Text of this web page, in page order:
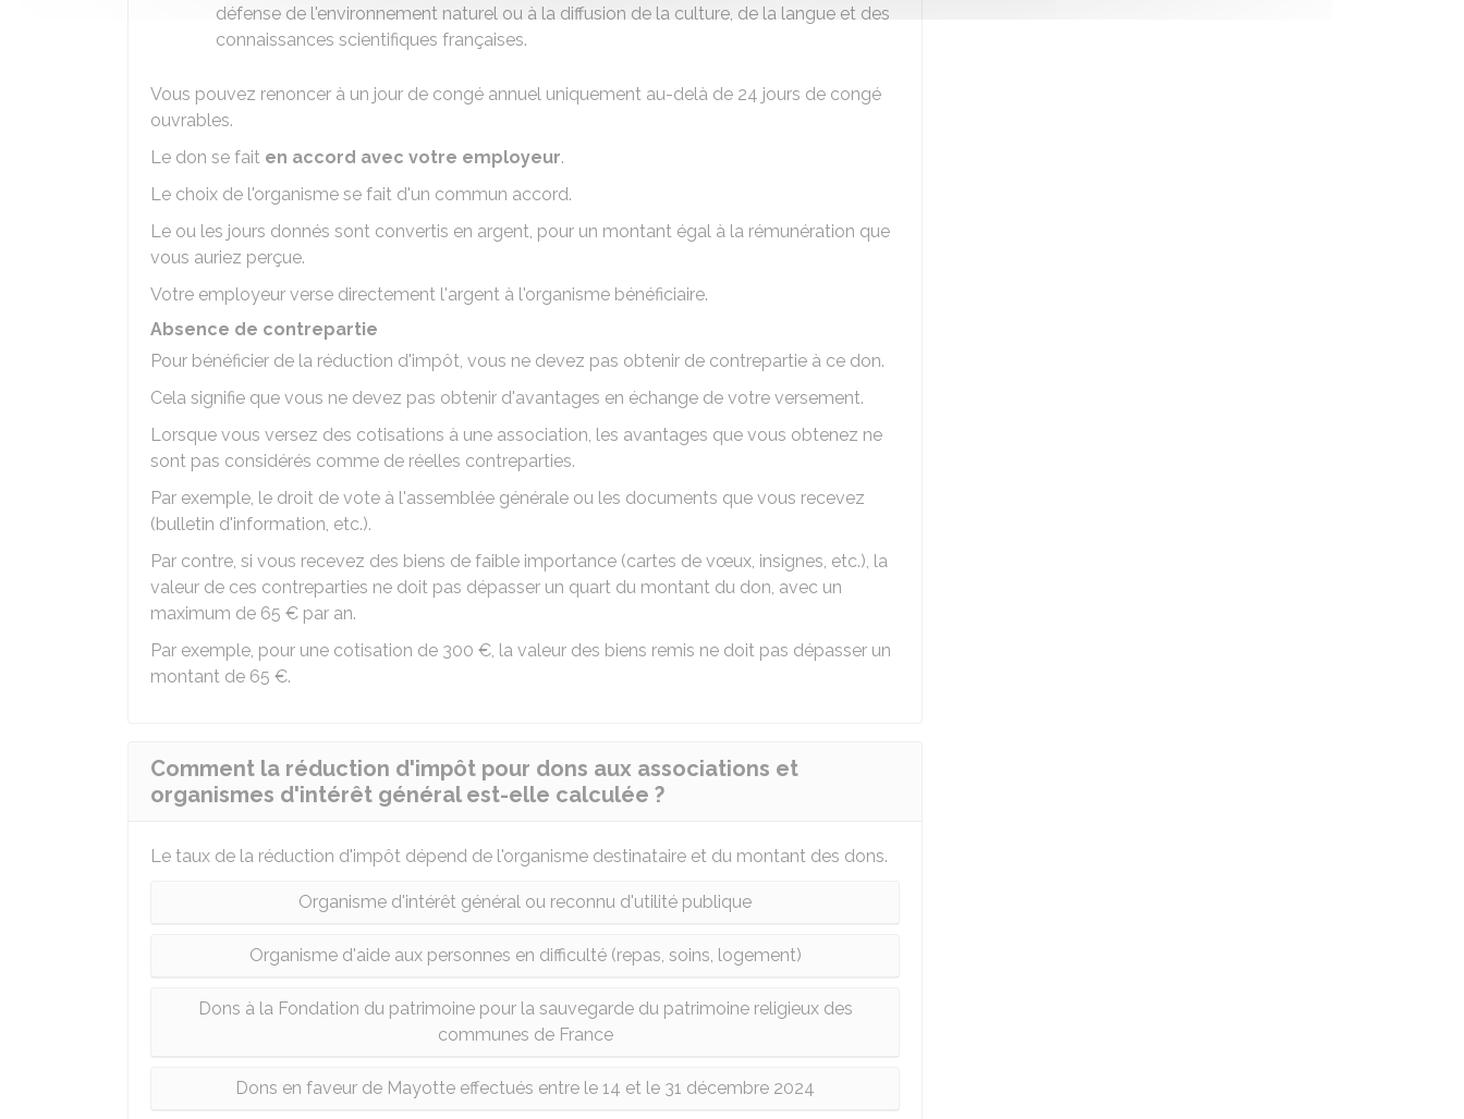
défense de l'environnement naturel ou à la diffusion de la culture, de la langue et des
connaissances scientifiques françaises.
Vous pouvez renoncer à un jour de congé annuel uniquement au-delà de 24 jours de congé
ouvrables.
Le don se fait en accord avec votre employeur.
Le choix de l'organisme se fait d'un commun accord.
Le ou les jours donnés sont convertis en argent, pour un montant égal à la rémunération que
vous auriez perçue.
Votre employeur verse directement l'argent à l'organisme bénéficiaire.
Absence de contrepartie
Pour bénéficier de la réduction d'impôt, vous ne devez pas obtenir de contrepartie à ce don.
Cela signifie que vous ne devez pas obtenir d'avantages en échange de votre versement.
Lorsque vous versez des cotisations à une association, les avantages que vous obtenez ne
sont pas considérés comme de réelles contreparties.
Par exemple, le droit de vote à l'assemblée générale ou les documents que vous recevez
(bulletin d'information, etc.).
Par contre, si vous recevez des biens de faible importance (cartes de vœux, insignes, etc.), la
valeur de ces contreparties ne doit pas dépasser un quart du montant du don, avec un
maximum de 65 € par an.
Par exemple, pour une cotisation de 300 €, la valeur des biens remis ne doit pas dépasser un
montant de 65 €.
Comment la réduction d'impôt pour dons aux associations et
organismes d'intérêt général est-elle calculée ?
Le taux de la réduction d'impôt dépend de l'organisme destinataire et du montant des dons.
Organisme d'intérêt général ou reconnu d'utilité publique
Organisme d'aide aux personnes en difficulté (repas, soins, logement)
Dons à la Fondation du patrimoine pour la sauvegarde du patrimoine religieux des
communes de France
Dons en faveur de Mayotte effectués entre le 14 et le 31 décembre 2024